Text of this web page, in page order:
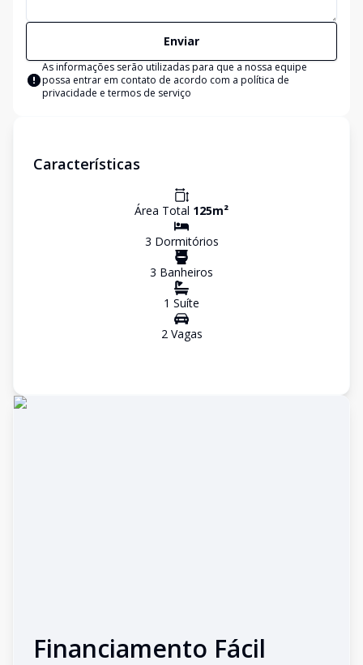
Enviar
As informações serão utilizadas para que a nossa equipe
possa entrar em contato de acordo com a política de
privacidade e termos de serviço
Características
Área Total 125m²
3 Dormitórios
3 Banheiros
1 Suíte
2Vagas
Financiamento Fácil